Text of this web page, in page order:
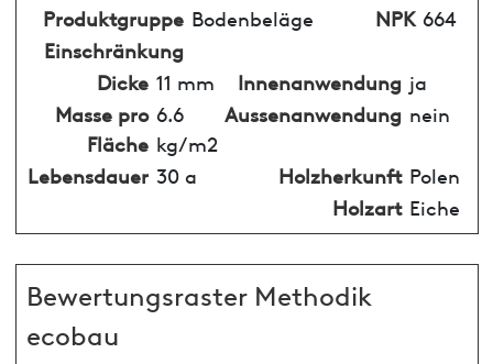
Produktgruppe Bodenbeläge NPK 664
Einschränkung
Dicke 11 mm Innenanwendung ja
Masse pro
Fläche
6.6
kg/m2
Aussenanwendung nein
Lebensdauer 30 a Holzherkunft Polen
Holzart Eiche
Bewertungsraster Methodik
ecobau